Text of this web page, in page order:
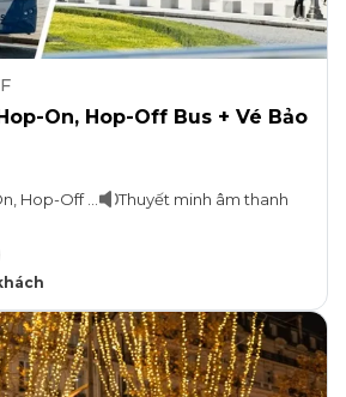
On, Hop-Off Bus + Vé Bảo
Thuyết minh âm thanh